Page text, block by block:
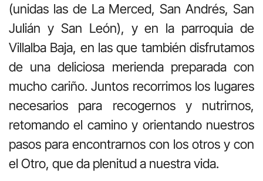
(unidas las de La Merced, San Andrés, San
Julián y San León), y en la parroquia de
Villalba Baja, en las que también disfrutamos
de una deliciosa merienda preparada con
mucho cariño. Juntos recorrimos los lugares
necesarios para recogernos y nutrirnos,
retomando el camino y orientando nuestros
pasos para encontrarnos con los otros y con
el Otro, que da plenitud a nuestra vida.